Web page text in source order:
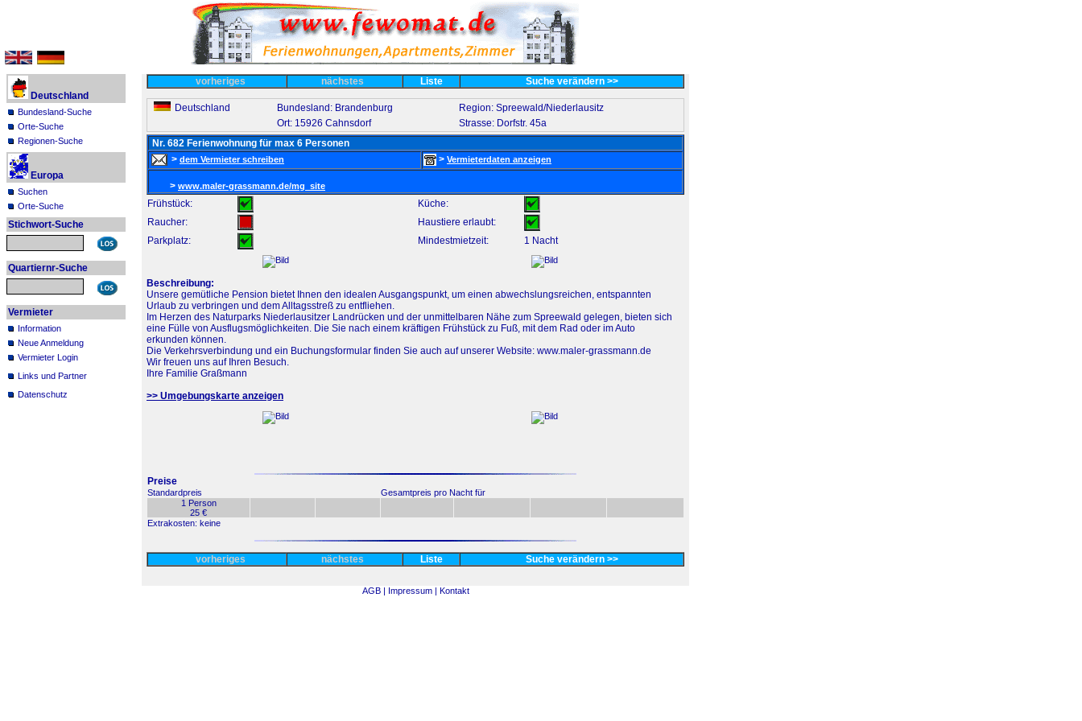
Deutschland
Bundesland-Suche
Orte-Suche
Regionen-Suche
Europa
Suchen
Orte-Suche
Stichwort-Suche
Quartiernr-Suche
Vermieter
Information
Neue Anmeldung
Vermieter Login
Links und Partner
Datenschutz
vorheriges nächstes Liste Suche verändern >>
Deutschland Bundesland: Brandenburg
Region: Spreewald/Niederlausitz
Ort: 15926 Cahnsdorf
Strasse: Dorfstr. 45a
Nr. 682 Ferienwohnung für max 6 Personen
> dem Vermieter schreiben > Vermieterdaten anzeigen
> www.maler-grassmann.de/mg_site
Frühstück:
Küche:
Raucher:
Haustiere erlaubt:
Parkplatz:
Mindestmietzeit: 1 Nacht
Beschreibung:
Unsere gemütliche Pension bietet Ihnen den idealen Ausgangspunkt, um einen abwechslungsreichen, entspannten
Urlaub zu verbringen und dem Alltagsstreß zu entfliehen.
Im Herzen des Naturparks Niederlausitzer Landrücken und der unmittelbaren Nähe zum Spreewald gelegen, bieten sich
eine Fülle von Ausflugsmöglichkeiten. Die Sie nach einem kräftigen Frühstück zu Fuß, mit dem Rad oder im Auto
erkunden können.
Die Verkehrsverbindung und ein Buchungsformular finden Sie auch auf unserer Website: www.maler-grassmann.de
Wir freuen uns auf Ihren Besuch.
Ihre Familie Graßmann
>> Umgebungskarte anzeigen
Preise
Standardpreis
Gesamtpreis pro Nacht für
1 Person
25 €
Extrakosten: keine
vorheriges nächstes Liste Suche verändern >>
AGB | Impressum | Kontakt